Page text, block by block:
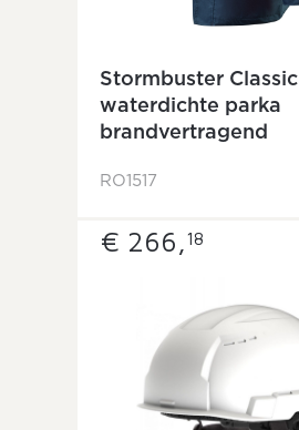
Stormbuster Classic
waterdichte parka
brandvertragend
RO1517
€ 266,18